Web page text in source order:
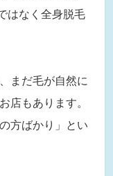
はなく全身脱毛
まだ毛が自然に
店もあります。
方ばかり」とい